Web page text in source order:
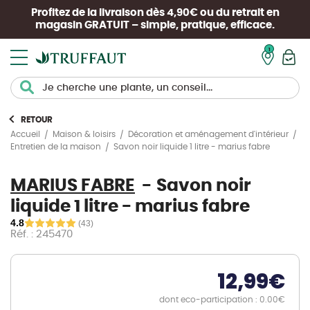
Profitez de la livraison dès 4,90€ ou du retrait en
magasin GRATUIT – simple, pratique, efficace.
RETOUR
Accueil
Maison & loisirs
Décoration et aménagement d'intérieur
Entretien de la maison
Savon noir liquide 1 litre - marius fabre
MARIUS FABRE
Savon noir
liquide 1 litre - marius fabre
4.8 (43)
Réf. : 245470
12,99€
dont eco-participation : 0.00€